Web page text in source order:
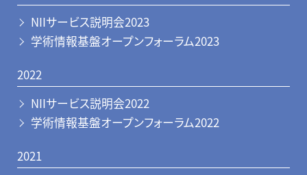
NIIサービス説明会2023
学術情報基盤オープンフォーラム2023
2022
NIIサービス説明会2022
学術情報基盤オープンフォーラム2022
2021